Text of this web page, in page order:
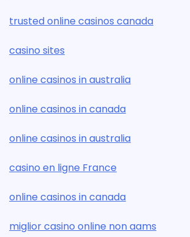
trusted online casinos canada
casino sites
online casinos in australia
online casinos in canada
online casinos in australia
casino en ligne France
online casinos in canada
miglior casino online non aams